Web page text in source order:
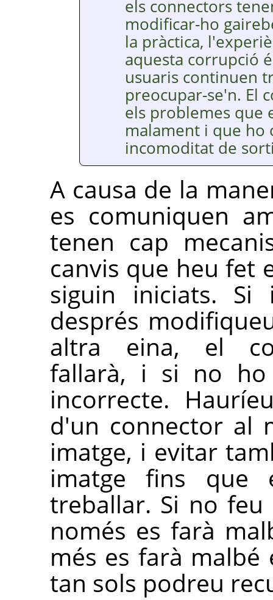
els connectors
modificar-ho
la pràctica,
aquesta corrupció
usuaris continuen
preocupar-se'n. El
els problemes que
malament i que ho
incomoditat de
A causa de la
es comuniquen
tenen cap
canvis que heu fet
siguin iniciats.
després
altra eina, el
fallarà, i si no
incorrecte.
d'un connector al
imatge, i evitar
imatge fins que
treballar. Si no
només es farà
més es farà
tan sols podreu